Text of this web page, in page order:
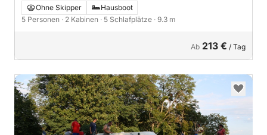
Ohne Skipper
Hausboot
5 Personen · 2 Kabinen · 5 Schlafplätze · 9.3 m
Ab 213 € / Tag